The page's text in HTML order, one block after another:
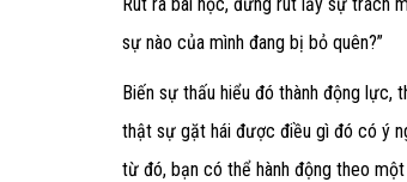
sự nào của mình đang bị bỏ quên?”
Biến sự thấu hiểu đó thành động lực,
thật sự gặt hái được điều gì đó có ý
từ đó, bạn có thể hành động theo